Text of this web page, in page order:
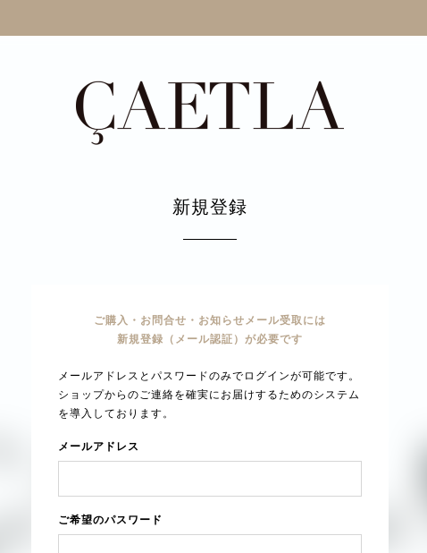
新規登録
ご購入・お問合せ・お知らせメール受取には
新規登録（メール認証）が必要です
メールアドレスとパスワードのみでログインが可能です。
ショップからのご連絡を確実にお届けするためのシステム
を導入しております。
メールアドレス
ご希望のパスワード